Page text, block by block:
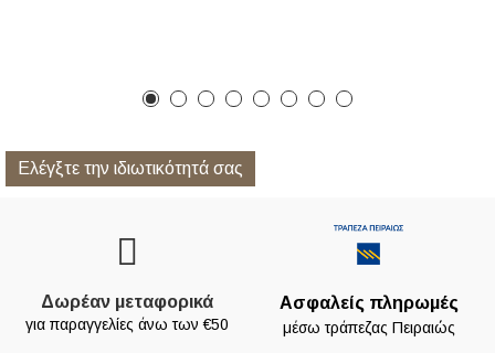
Ελέγξτε την ιδιωτικότητά σας
Δωρέαν μεταφορικά
για παραγγελίες άνω των €50
Ασφαλείς πληρωμές
μέσω τράπεζας Πειραιώς